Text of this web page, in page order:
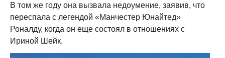
В том же году она вызвала недоумение, заявив, что
переспала с легендой «Манчестер Юнайтед»
Роналду, когда он еще состоял в отношениях с
Ириной Шейк.